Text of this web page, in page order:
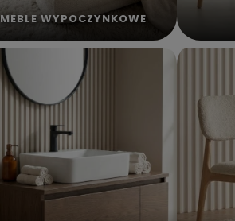
MEBLE WYPOCZYNKOWE